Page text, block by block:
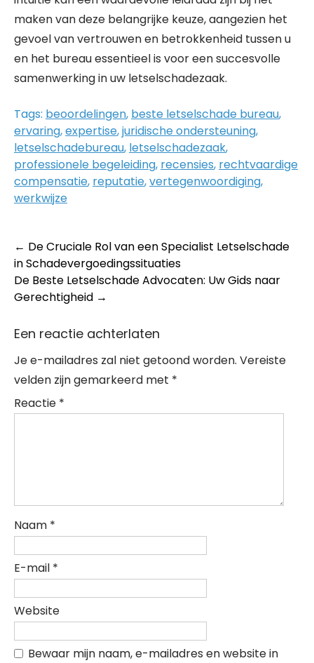
maken van deze belangrijke keuze, aangezien het
gevoel van vertrouwen en betrokkenheid tussen u
en het bureau essentieel is voor een succesvolle
samenwerking in uw letselschadezaak.
Tags: beoordelingen, beste letselschade bureau,
ervaring,expertise,juridische ondersteuning,
letselschadebureau, letselschadezaak,
professionele begeleiding, recensies, rechtvaardige
compensatie, reputatie,vertegenwoordiging,
werkwijze
Post
navigation
← De Cruciale Rol van een Specialist Letselschade
in Schadevergoedingssituaties
De Beste Letselschade Advocaten: Uw Gids naar
Gerechtigheid →
Een reactie achterlaten
Je e-mailadres zal niet getoond worden. Vereiste
velden zijn gemarkeerd met *
Reactie *
Naam *
E-mail *
Website
Bewaar mijn naam, e-mailadres en website in